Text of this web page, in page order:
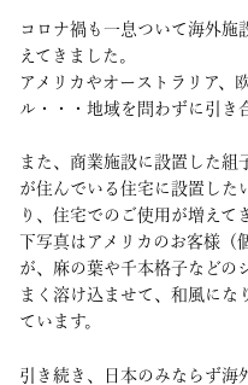
コロナ禍も一息ついて海外施
えてきました。
アメリカやオーストラリア、
ル・・・地域を問わずに引き
また、商業施設に設置した組
が住んでいる住宅に設置した
り、住宅でのご使用が増えて
下写真はアメリカのお客様
が、麻の葉や千本格子などの
まく溶け込ませて、和風にな
ています。
引き続き、日本のみならず海